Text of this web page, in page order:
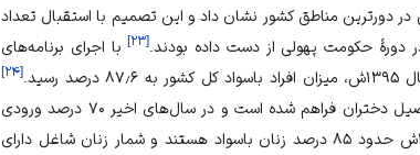
در دورترین مناطق کشور نشان داد و این تصمیم با استقبال تعداد
حکومت پهولی از دست داده بودند. [۲۳]با اجرای برنامه‌های
[۲۴]
امروزه در بسیاری از مناطق کشور حتی مناطق روستایی و عشایری امکان تحصیل دختران فراهم شده است و در سال‌های اخیر ۷۰ درصد ورودی
طبق اطلاعات سرشماری سال ۱۳۹۵ش حدود ۸۵ درصد زنان باسواد هستند و شمار زنان شاغل دارای